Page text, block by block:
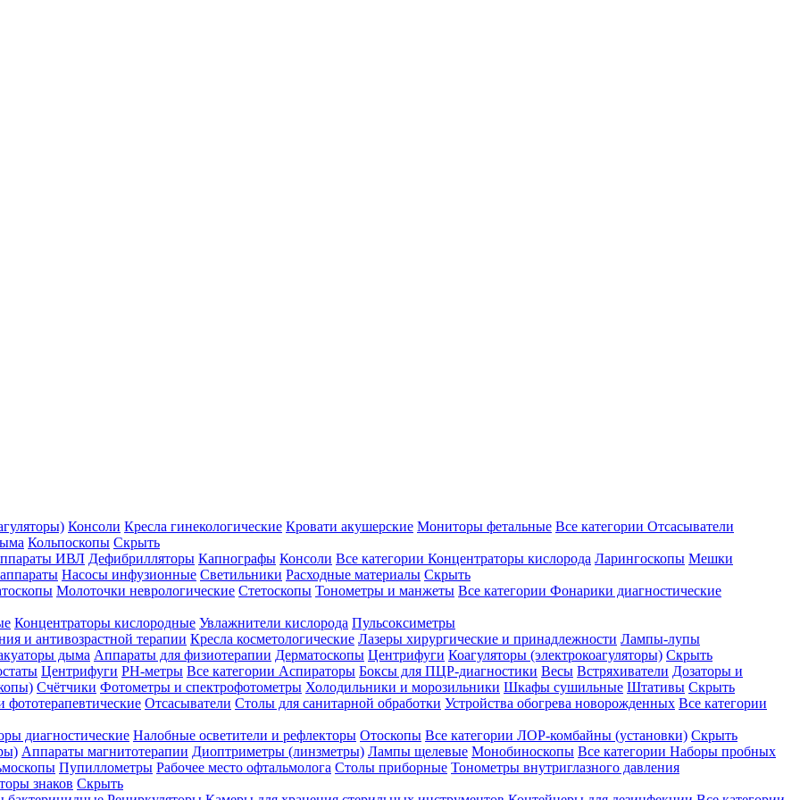
Консоли Кресла гинекологические Кровати акушерские Мониторы фетальные Все категории Отсасыватели
Кольпоскопы Скрыть
ИВЛ Дефибрилляторы Капнографы Консоли Все категории Концентраторы кислорода Ларингоскопы Мешки
Насосы инфузионные Светильники Расходные материалы Скрыть
Молоточки неврологические Стетоскопы Тонометры и манжеты Все категории Фонарики диагностические
Концентраторы кислородные Увлажнители кислорода Пульсоксиметры
и антивозрастной терапии Кресла косметологические Лазеры хирургические и принадлежности Лампы-лупы
дыма Аппараты для физиотерапии Дерматоскопы Центрифуги Коагуляторы (электрокоагуляторы) Скрыть
Центрифуги PH-метры Все категории Аспираторы Боксы для ПЦР-диагностики Весы Встряхиватели Дозаторы и
Счётчики Фотометры и спектрофотометры Холодильники и морозильники Шкафы сушильные Штативы Скрыть
фототерапевтические Отсасыватели Столы для санитарной обработки Устройства обогрева новорожденных Все категории
диагностические Налобные осветители и рефлекторы Отоскопы Все категории ЛОР-комбайны (установки) Скрыть
Аппараты магнитотерапии Диоптриметры (линзметры) Лампы щелевые Монобиноскопы Все категории Наборы пробных
Пупиллометры Рабочее место офтальмолога Столы приборные Тонометры внутриглазного давления
знаков Скрыть